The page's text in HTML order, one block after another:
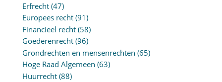
Erfrecht(47)
Europees recht(91)
Financieel recht(58)
Goederenrecht(96)
Grondrechten en mensenrechten (65)
Hoge Raad Algemeen (63)
Huurrecht(88)